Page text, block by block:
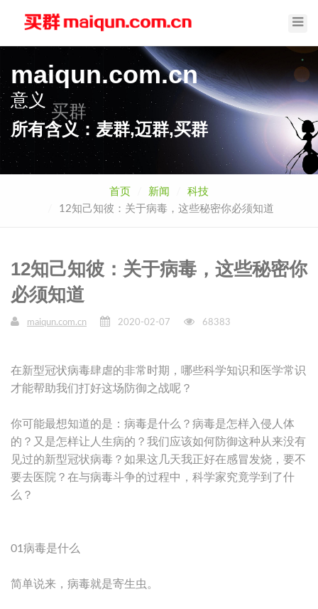
maiqun.com.cn
意义买群
所有含义：麦群,迈群,买群
首页 新闻
科技
12知己知彼：关于病毒，这些秘密你必须知道
12知己知彼：关于病毒，这些秘密你
必须知道
maiqun.com.cn 2020-02-07 68383
在新型冠状病毒肆虐的非常时期，哪些科学知识和医学常识
才能帮助我们打好这场防御之战呢？
你可能最想知道的是：病毒是什么？病毒是怎样入侵人体
的？又是怎样让人生病的？我们应该如何防御这种从来没有
见过的新型冠状病毒？如果这几天我正好在感冒发烧，要不
要去医院？在与病毒斗争的过程中，科学家究竟学到了什
么？
01病毒是什么
简单说来，病毒就是寄生虫。